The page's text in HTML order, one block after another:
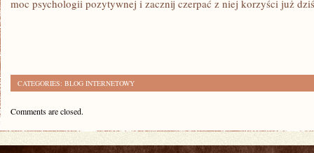
moc psychologii ⁢pozytywnej i zacznij czerpać z niej korzyści już
CATEGORIES: BLOG INTERNETOWY
Comments are closed.